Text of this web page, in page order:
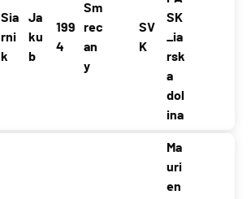
Sia
rni
k
Ja
ku
b
199
4
Sm
rec
an
y
SV
K
SK
_ia
rsk
a
dol
ina
Ma
uri
en